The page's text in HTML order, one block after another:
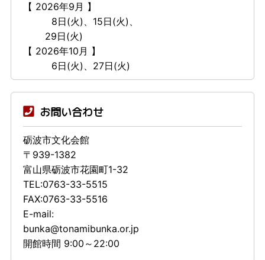
【 2026年9月 】
8日(火)、15日(火)、
29日(火)
【 2026年10月 】
6日(火)、27日(火)
お問い合わせ
砺波市文化会館
〒939-1382
富山県砺波市花園町1-32
TEL:0763-33-5515
FAX:0763-33-5516
E-mail:
bunka@tonamibunka.or.jp
開館時間 9:00～22:00